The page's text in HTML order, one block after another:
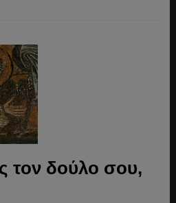
τον δούλο σου,